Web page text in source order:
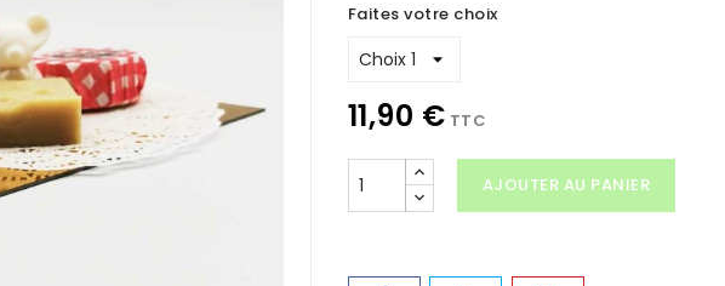
Faites votre choix
11,90 € TTC
AJOUTER AU PANIER